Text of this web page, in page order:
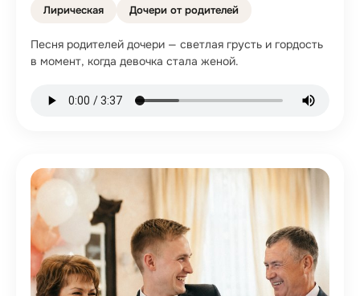
Лирическая Дочери от родителей
Песня родителей дочери — светлая грусть и гордость
в момент, когда девочка стала женой.